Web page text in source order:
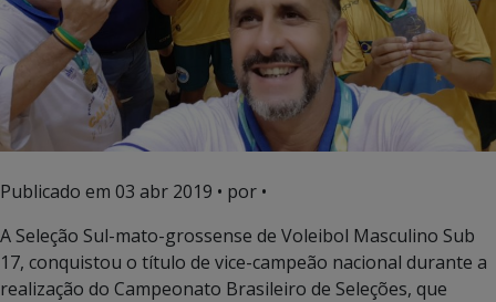
Publicado em 03 abr 2019 • por •
A Seleção Sul-mato-grossense de Voleibol Masculino Sub
17, conquistou o título de vice-campeão nacional durante a
realização do Campeonato Brasileiro de Seleções, que